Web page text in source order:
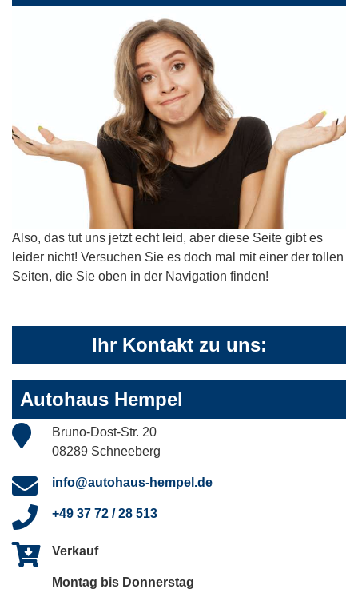
Also, das tut uns jetzt echt leid, aber diese Seite gibt es
leider nicht! Versuchen Sie es doch mal mit einer der tollen
Seiten, die Sie oben in der Navigation finden!
Ihr Kontakt zu uns:
Autohaus Hempel
Bruno-Dost-Str. 20
08289 Schneeberg
info@autohaus-hempel.de
+49 37 72 / 28 513
Verkauf
Montag bis Donnerstag